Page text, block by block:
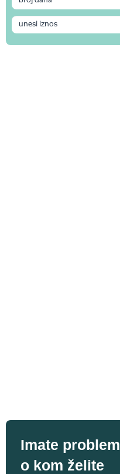
Imate problem
o kom želite